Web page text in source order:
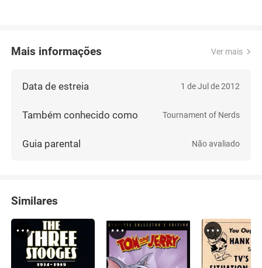
Mais informações Ver mais
Data de estreia 1 de Jul de 2012
Também conhecido como Tournament of Nerds
Guia parental Não avaliado
Similares